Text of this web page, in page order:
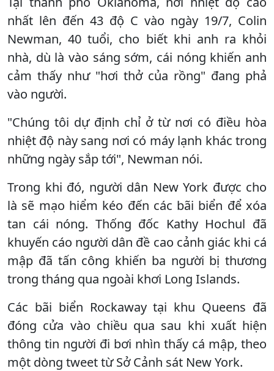
nhất lên đến 43 độ C vào ngày 19/7, Colin
Newman, 40 tuổi, cho biết khi anh ra khỏi
nhà, dù là vào sáng sớm, cái nóng khiến anh
cảm thấy như "hơi thở của rồng" đang phả
vào người.
"Chúng tôi dự định chỉ ở từ nơi có điều hòa
nhiệt độ này sang nơi có máy lạnh khác trong
những ngày sắp tới", Newman nói.
Trong khi đó, người dân New York được cho
là sẽ mạo hiểm kéo đến các bãi biển để xóa
tan cái nóng. Thống đốc Kathy Hochul đã
khuyến cáo người dân đề cao cảnh giác khi cá
mập đã tấn công khiến ba người bị thương
trong tháng qua ngoài khơi Long Islands.
Các bãi biển Rockaway tại khu Queens đã
đóng cửa vào chiều qua sau khi xuất hiện
thông tin người đi bơi nhìn thấy cá mập, theo
một dòng tweet từ Sở Cảnh sát New York.